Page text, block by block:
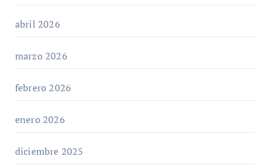
abril 2026
marzo 2026
febrero 2026
enero 2026
diciembre 2025